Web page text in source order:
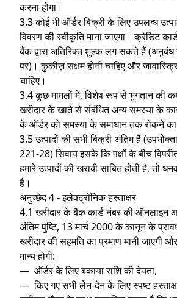
करना होगा।
3.3 कोई भी ऑर्डर बिक्री के लिए उपलब्ध
विवरण की स्वीकृति माना जाएगा। क्रेडिट
बैंक द्वारा अतिरिक्त शुल्क लग सकते हैं
पर)। कुकीज़ सक्षम होनी चाहिए और
चाहिए।
3.4 कुछ मामलों में, विशेष रूप से भुगतान की
खरीदार के खाते से संबंधित अन्य समस्या के
के ऑर्डर को समस्या के समाधान तक रोकने
3.5 उत्पादों की सभी बिक्री अंतिम है
221-28) सिवाय इसके कि पक्षों के बीच
हमारे उत्पादों की खराबी साबित होती है, तो
है।
अनुच्छेद 4 - इलेक्ट्रॉनिक हस्ताक्षर
4.1 खरीदार के बैंक कार्ड नंबर की ऑनलाइन
अंतिम पुष्टि, 13 मार्च 2000 के कानून के
खरीदार की सहमति का प्रमाण मानी जाएगी
मान्य होगी:
— ऑर्डर के लिए बकाया राशि की देयता,
— किए गए सभी लेन-देन के लिए स्पष्ट